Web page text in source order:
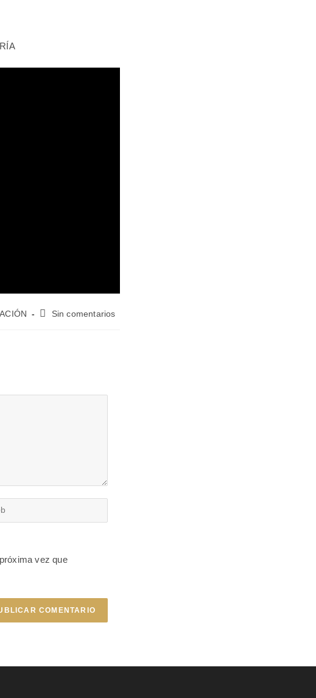
Sin comentarios
vez que